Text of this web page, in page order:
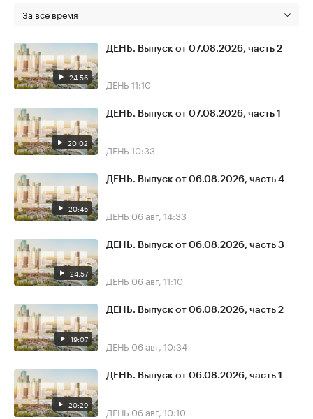
За все время
24:56
ДЕНЬ. Выпуск от 07.08.2026, часть 2
ДЕНЬ 11:10
20:02
ДЕНЬ. Выпуск от 07.08.2026, часть 1
ДЕНЬ 10:33
20:46
ДЕНЬ. Выпуск от 06.08.2026, часть 4
ДЕНЬ 06 авг, 14:33
24:57
ДЕНЬ. Выпуск от 06.08.2026, часть 3
ДЕНЬ 06 авг, 11:10
19:07
ДЕНЬ. Выпуск от 06.08.2026, часть 2
ДЕНЬ 06 авг, 10:34
20:29
ДЕНЬ. Выпуск от 06.08.2026, часть 1
ДЕНЬ 06 авг, 10:10